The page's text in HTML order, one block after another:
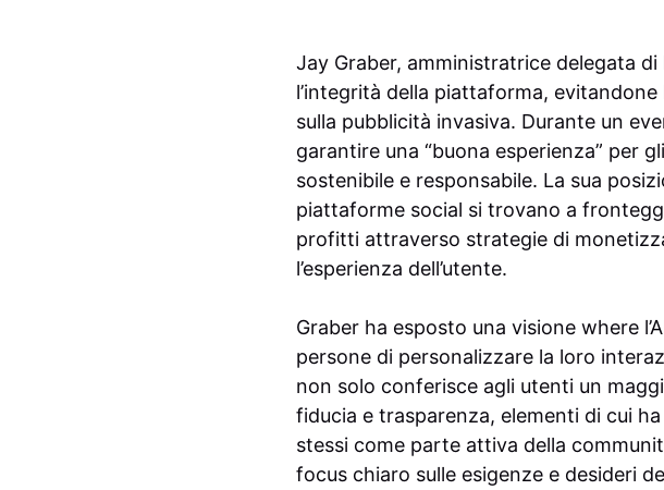
Jay Graber, amministratrice delegata di
l’integrità della piattaforma,
sulla pubblicità invasiva. Durante un
garantire una “buona esperienza” per
sostenibile e responsabile. La sua
piattaforme social si trovano a
profitti attraverso strategie di
l’esperienza dell’utente.
Graber ha esposto una visione where
persone di personalizzare la loro
non solo conferisce agli utenti un
fiducia e trasparenza, elementi di cui
stessi come parte attiva della
focus chiaro sulle esigenze e desideri